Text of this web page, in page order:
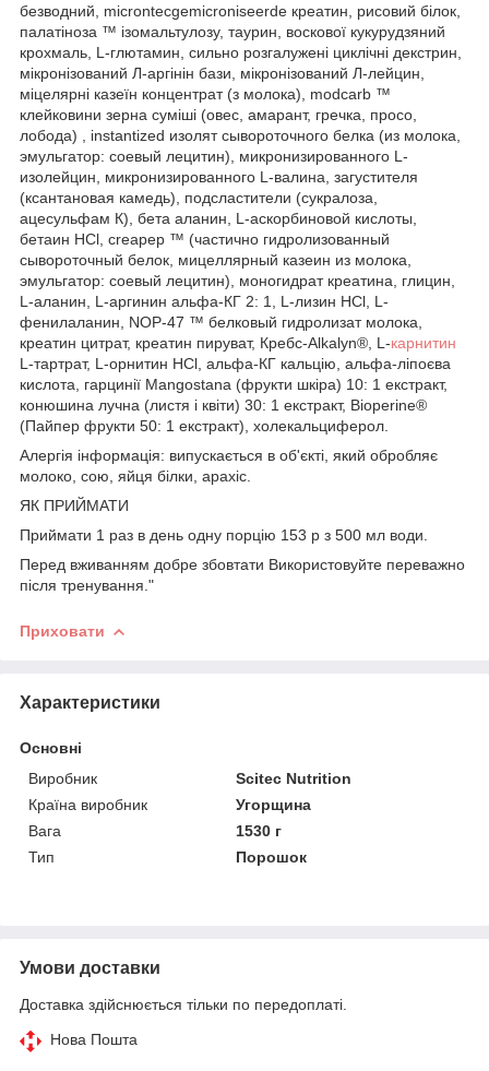
безводний, microntecgemicroniseerde креатин, рисовий білок,
палатіноза ™ ізомальтулозу, таурин, воскової кукурудзяний
крохмаль, L-глютамин, сильно розгалужені циклічні декстрин,
мікронізований Л-аргінін бази, мікронізований Л-лейцин,
міцелярні казеїн концентрат (з молока), modcarb ™
клейковини зерна суміші (овес, амарант, гречка, просо,
лобода) , instantized изолят сывороточного белка (из молока,
эмульгатор: соевый лецитин), микронизированного L-
изолейцин, микронизированного L-валина, загустителя
(ксантановая камедь), подсластители (сукралоза,
ацесульфам К), бета аланин, L-аскорбиновой кислоты,
бетаин HCl, creapep ™ (частично гидролизованный
сывороточный белок, мицеллярный казеин из молока,
эмульгатор: соевый лецитин), моногидрат креатина, глицин,
L-аланин, L-аргинин альфа-КГ 2: 1, L-лизин HCl, L-
фенилаланин, NOP-47 ™ белковый гидролизат молока,
креатин цитрат, креатин пируват, Кребс-Alkalyn®, L-карнитин
L-тартрат, L-орнитин HCl, альфа-КГ кальцію, альфа-ліпоєва
кислота, гарцинії Mangostana (фрукти шкіра) 10: 1 екстракт,
конюшина лучна (листя і квіти) 30: 1 екстракт, Bioperine®
(Пайпер фрукти 50: 1 екстракт), холекальциферол.
Алергія інформація: випускається в об'єкті, який обробляє
молоко, сою, яйця білки, арахіс.
ЯК ПРИЙМАТИ
Приймати 1 раз в день одну порцію 153 р з 500 мл води.
Перед вживанням добре збовтати Використовуйте переважно
після тренування."
Приховати
Характеристики
Основні
Виробник
Scitec Nutrition
Країна виробник
Угорщина
Вага
1530 г
Тип
Порошок
Умови доставки
Доставка здійснюється тільки по передоплаті.
Нова Пошта